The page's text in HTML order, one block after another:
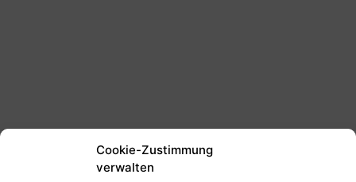
Cookie-Zustimmung
verwalten